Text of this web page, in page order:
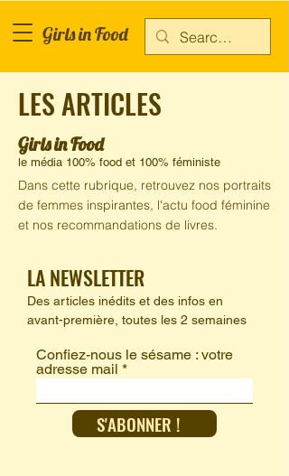
Girls in Food
LES ARTICLES
Girls in Food
le média 100% food et 100% féministe
Dans cette rubrique, retrouvez nos portraits
de femmes inspirantes, l'actu food féminine
et nos recommandations de livres.
LA NEWSLETTER
Des articles inédits et des infos en
avant-première, toutes les 2 semaines
Confiez-nous le sésame : votre
adresse mail
S'ABONNER !